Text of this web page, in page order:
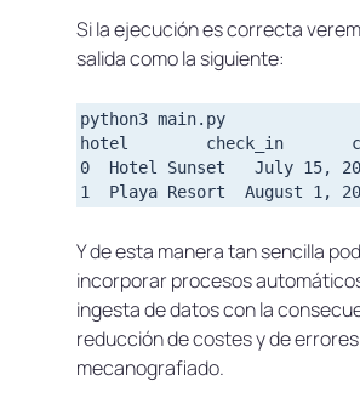
Si la ejecución es correcta
salida como la siguiente:
python3 main.py
hotel        check_in
0  Hotel Sunset   July 15,
Y de esta manera tan sencilla
incorporar procesos
ingesta de datos con la
reducción de costes y de
mecanografiado.